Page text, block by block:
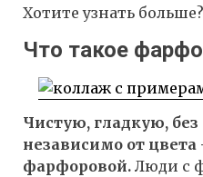
Хотите узнать
Что такое
Чистую, гладкую,
независимо от
фарфоровой. Люди с